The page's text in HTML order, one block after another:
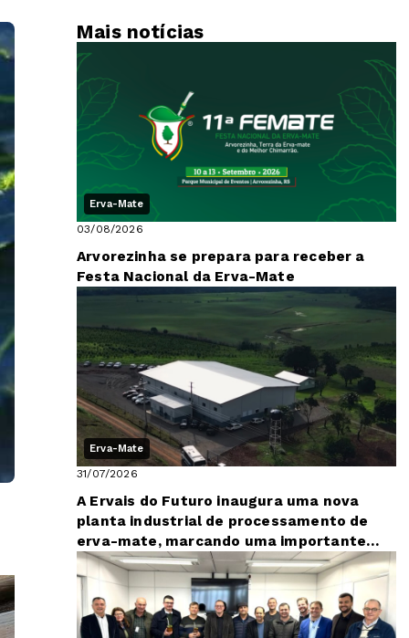
Mais notícias
Erva-Mate
03/08/2026
Arvorezinha se prepara para receber a
Festa Nacional da Erva-Mate
Erva-Mate
31/07/2026
A Ervais do Futuro inaugura uma nova
planta industrial de processamento de
erva-mate, marcando uma importante
etapa d...